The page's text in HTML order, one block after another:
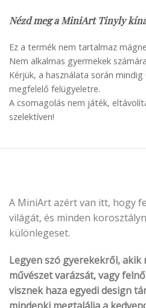
Nézd meg a MiniArt Tinyly
Ez a termék nem tartalmaz
Nem alkalmas gyermekek
Kérjük, a használata során
megfelelő felügyeletre.
A csomagolás nem játék,
szelektíven!
A MiniArt azért van itt, hogy
világát, és minden
különlegeset.
Legyen szó gyerekekről, akik
művészet varázsát, vagy
visznek haza egyedi design